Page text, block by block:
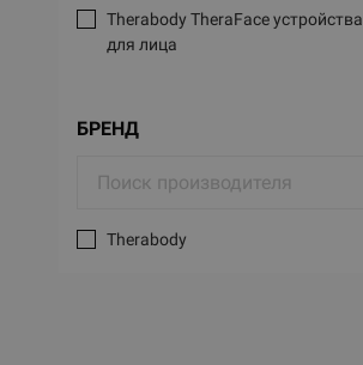
Therabody TheraFace устройства
для лица
БРЕНД
Therabody